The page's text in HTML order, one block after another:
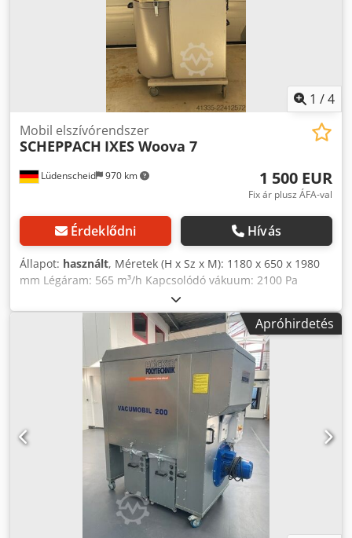
1 /4
Lüdenscheid 970 km
Mobil elszívórendszer
SCHEPPACH IXES Woova 7
1 500 EUR
Fix ár plusz ÁFA-val
Érdeklődni Hívás
Állapot: használt, Méretek (H x Sz x M): 1180 x 650 x 1980
mm Légáram: 565 m³/h Kapcsolódó vákuum: 2100 Pa
Szűrőfelület: 4,1 m² Djdezn Uk Ropfx Aklsck
Forgácsűrtartalom: 135 l Súly: 116 kg
Apróhirdetés